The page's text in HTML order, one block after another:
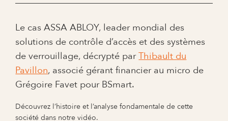
Le cas ASSA ABLOY, leader mondial des
solutions de contrôle d’accès et des systèmes
de verrouillage, décrypté parThibault du
Pavillon, associé gérant financier au micro de
Grégoire Favet pour BSmart.
Découvrez l’histoire et l’analyse fondamentale de cette
société dans notre vidéo.